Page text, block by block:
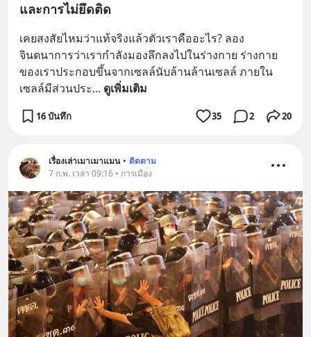
และการไม่ยึดติด
เคยสงสัยไหมว่าแท้จริงแล้วตัวเราคืออะไร? ลอง
จินตนาการว่าเรากำลังมองลึกลงไปในร่างกาย ร่างกาย
ของเราประกอบขึ้นจากเซลล์นับล้านล้านเซลล์ ภายใน
เซลล์มีส่วนประ... ดูเพิ่มเติม
16 บันทึก 35 2 20
เรื่องเล่าเมาเมาแมน • ติดตาม
7 ก.พ. เวลา 09:16 • การเมือง